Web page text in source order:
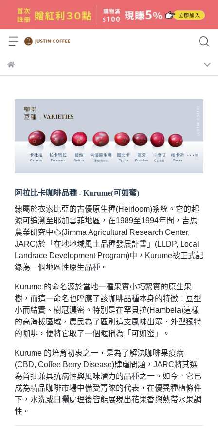
阿拉比卡咖啡品種 - Kurume(可如蜜)
隸屬於衣索比亞的古優原生種(Heirloom)系統。它的起
源可追溯至耶加雪菲地區，在1989至1994年間，吉馬
農業研究中心(Jimma Agricultural Research Center,
JARC)於「在地地域風土品種發展計畫」(LLDP, Local
Landrace Development Program)中，Kurume被正式記
錄為一個地區性原生品種。
Kurume 的命名源於當地一種果實小巧緊實的原生果
樹，而這一命名也呼應了該咖啡品種本身的特徵：豆型
小而結實、樹冠濃密。特別是在罕貝拉(Hambela)這樣
的高海拔區域，農民為了區別這支風味出眾、外型獨特
的咖啡，便將它取了一個暱稱為「可如蜜」。
Kurume 的培育初衷之一，是為了解決咖啡果疫病
(CBD, Coffee Berry Disease)肆虐問題，JARC將其選
為首批兼具抗病性與風味潛力的品種之一。如今，它已
成為精品咖啡市場中備受青睞的代表，在優異種植條件
下，水洗或日曬處理後皆能展現出花果香與熱帶水果調
性。